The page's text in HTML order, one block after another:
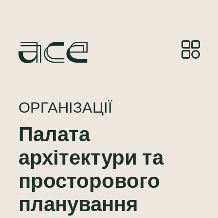
ОРГАНІЗАЦІЇ
Палата
архітектури та
просторового
планування